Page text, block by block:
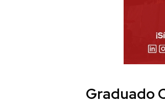
Graduado